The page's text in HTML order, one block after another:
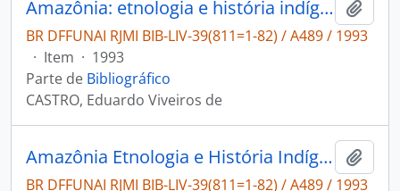
Amazônia: etnologia e história indígena
BR DFFUNAI RJMI BIB-LIV-39(811=1-82) / A489 / 1993
· Item · 1993
Parte de Bibliográfico
CASTRO, Eduardo Viveiros de
Amazônia Etnologia e História Indígena
BR DFFUNAI RJMI BIB-LIV-39(811=1-82) / A489 / 1993